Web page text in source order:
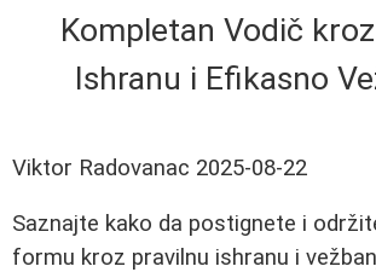
Kompletan Vodič
Ishranu i Efikasno
Viktor Radovanac 2025-08-22
Saznajte kako da postignete i
formu kroz pravilnu ishranu i